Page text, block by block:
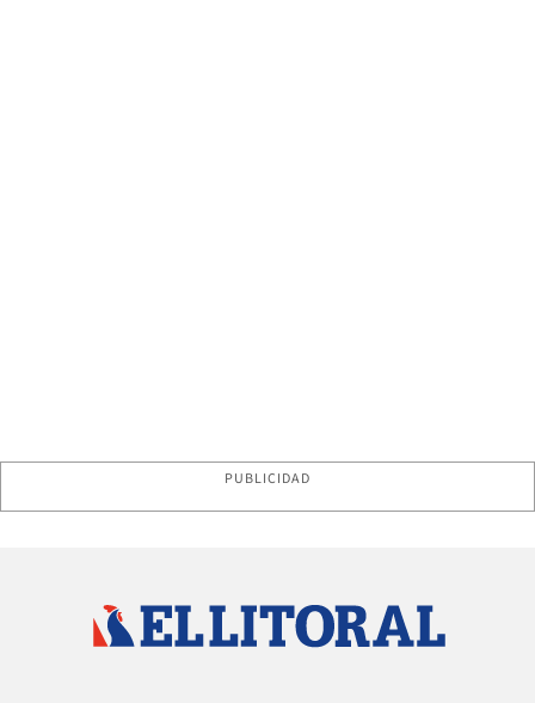
PUBLICIDAD